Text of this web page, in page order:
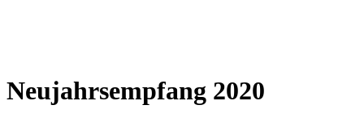
Neujahrsempfang 2020